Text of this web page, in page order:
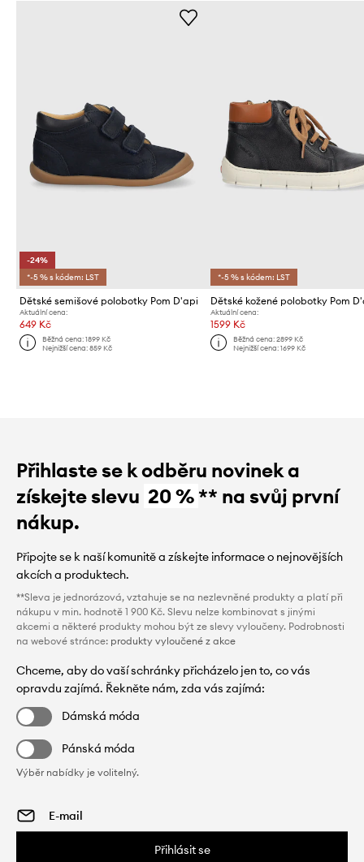
-24%
*-5 % s kódem: LST
Dětské semišové polobotky Pom D'api
Aktuální cena:
649 Kč
Běžná cena:1899 Kč
Nejnižší cena:859 Kč
*-5 % s kódem: LST
Aktuální cena:
1599 Kč
Běžná cena: 2899 Kč
Nejnižší cena: 1699 Kč
Přihlaste se k odběru novinek a
získejte slevu 20 %** na svůj první
nákup.
Připojte se k naší komunitě a získejte informace o nejnovějších
akcích a produktech.
**Sleva je jednorázová, vztahuje se na nezlevněné produkty a platí při
nákupu v min. hodnotě 1 900 Kč. Slevu nelze kombinovat s jinými
akcemi a některé produkty mohou být ze slevy vyloučeny. Podrobnosti
na webové stránce: produkty vyloučené z akce
Chceme, aby do vaší schránky přicházelo jen to, co vás
opravdu zajímá. Řekněte nám, zda vás zajímá:
Dámská móda
Pánská móda
Výběr nabídky je volitelný.
Přihlásit se